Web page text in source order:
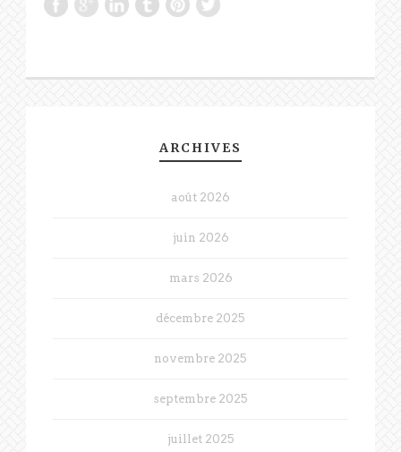
ARCHIVES
août 2026
juin 2026
mars 2026
décembre 2025
novembre 2025
septembre 2025
juillet 2025